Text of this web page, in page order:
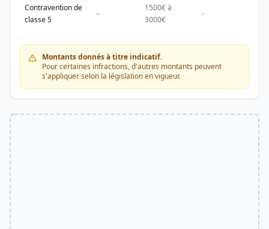
Contravention de
classe 5
-
1500€ à
3000€
-
Montants donnés à titre indicatif.
Pour certaines infractions, d'autres montants peuvent
s'appliquer selon la législation en vigueur.